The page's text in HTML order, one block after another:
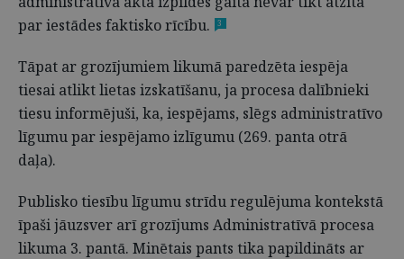
par iestādes faktisko rīcību.
3
Tāpat ar grozījumiem likumā paredzēta iespēja
tiesai atlikt lietas izskatīšanu, ja procesa dalībnieki
tiesu informējuši, ka, iespējams, slēgs administratīvo
līgumu par iespējamo izlīgumu (269. panta otrā
daļa).
Publisko tiesību līgumu strīdu regulējuma kontekstā
īpaši jāuzsver arī grozījums Administratīvā procesa
likuma 3. pantā. Minētais pants tika papildināts ar